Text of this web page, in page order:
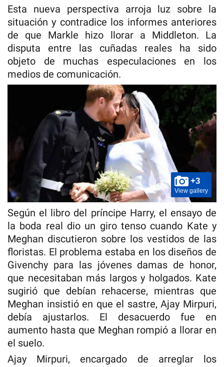
Esta nueva perspectiva arroja luz sobre la
situación y contradice los informes anteriores
de que Markle hizo llorar a Middleton. La
disputa entre las cuñadas reales ha sido
objeto de muchas especulaciones en los
medios de comunicación.
+3
View gallery
Según el libro del príncipe Harry, el ensayo de
la boda real dio un giro tenso cuando Kate y
Meghan discutieron sobre los vestidos de las
floristas. El problema estaba en los diseños de
Givenchy para las jóvenes damas de honor,
que necesitaban más largos y holgados. Kate
sugirió que debían rehacerse, mientras que
Meghan insistió en que el sastre, Ajay Mirpuri,
debía ajustarlos. El desacuerdo fue en
aumento hasta que Meghan rompió a llorar en
el suelo.
Ajay Mirpuri, encargado de arreglar los